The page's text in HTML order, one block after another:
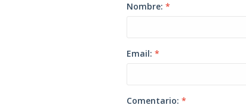
Nombre: *
Email: *
Comentario: *